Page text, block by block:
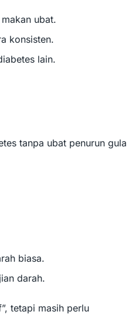
ubat.
konsisten.
lain.
tanpa ubat penurun gula
biasa.
darah.
tetapi masih perlu